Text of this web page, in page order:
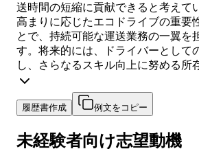
送時間の短縮に貢献できると考えて
高まりに応じたエコドライブの重要
とで、持続可能な運送業務の一翼を
す。将来的には、ドライバーとして
し、さらなるスキル向上に努める所
履歴書作成 例文をコピー
未経験者向け志望動機